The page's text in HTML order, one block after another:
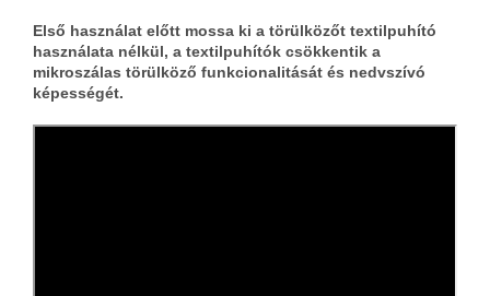
Első használat előtt mossa ki a törülközőt textilpuhító
használata nélkül, a textilpuhítók csökkentik a
mikroszálas törülköző funkcionalitását és nedvszívó
képességét.